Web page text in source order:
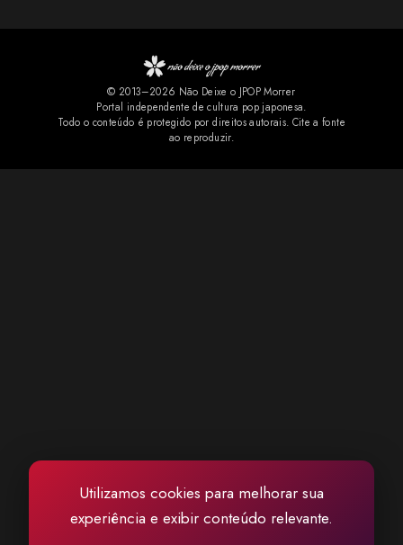
Utilizamos cookies para melhorar sua
experiência e exibir conteúdo relevante.
do projeto solo de Tomoko Kawase. A novidade rapidamente
repercutiu entre os fãs. Nos comentários do YouTube, muitos
comemoraram a chegada da faixa aos serviços de streaming e
pediram que outras músicas relacionadas ao projeto também sejam
disponibilizadas oficialmente. Também não f...
© 2013–2026 Não Deixe o JPOP Morrer
Portal independente de cultura pop japonesa.
Todo o conteúdo é protegido por direitos autorais. Cite a fonte
ao reproduzir.